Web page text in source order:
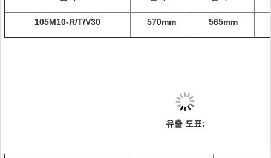
105M10-R/T/V30 570mm 565mm
유출 도표: